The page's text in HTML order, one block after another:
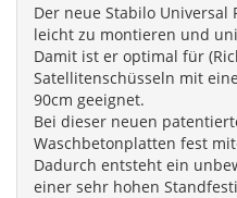
Der neue Stabilo
leicht zu montieren und
Damit ist er optimal für
Satellitenschüsseln mit
90cm geeignet.
Bei dieser neuen
Waschbetonplatten fest
Dadurch entsteht ein
einer sehr hohen